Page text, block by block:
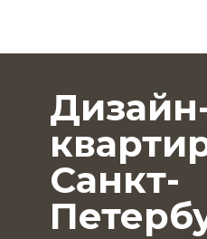
Санкт-